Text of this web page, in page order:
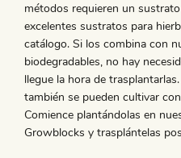
métodos requieren un
excelentes sustratos para
catálogo. Si los combina con
biodegradables, no hay
llegue la hora de
también se pueden cultivar
Comience plantándolas en
Growblocks y trasplántelas